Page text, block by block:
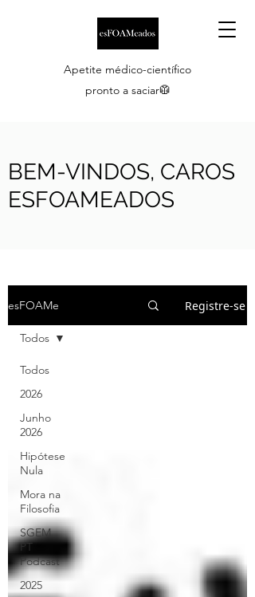
Apetite médico-científico
pronto a saciar🥼
BEM-VINDOS, CAROS
ESFOAMEADOS
esFOAMe Registre-se
Todos
2026
Junho
2026
Hipótese
Nula
Mora na
Filosofia
SGEM
PT
Podcast
2025
Todos